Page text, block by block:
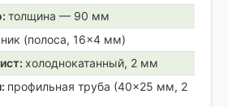
толщина — 90 мм
(полоса, 16×4 мм)
холоднокатанный, 2 мм
профильная труба (40×25 мм, 2